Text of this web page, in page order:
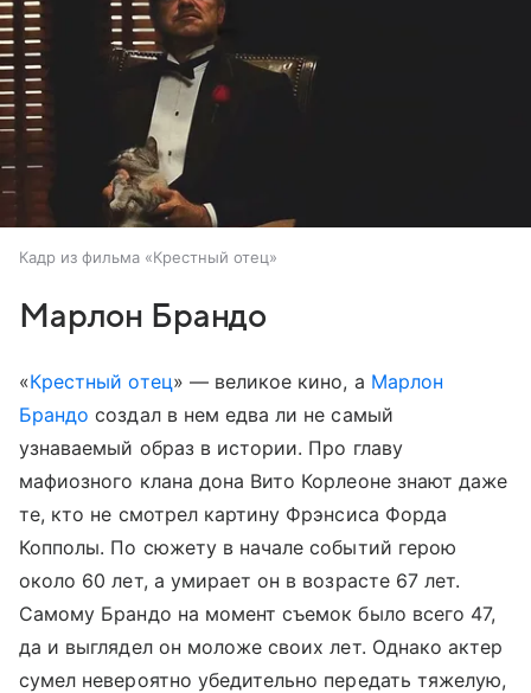
Кадр из фильма «Крестный отец»
Марлон Брандо
«Крестный отец» — великое кино, а Марлон
Брандо создал в нем едва ли не самый
узнаваемый образ в истории. Про главу
мафиозного клана дона Вито Корлеоне знают даже
те, кто не смотрел картину Фрэнсиса Форда
Копполы. По сюжету в начале событий герою
около 60 лет, а умирает он в возрасте 67 лет.
Самому Брандо на момент съемок было всего 47,
да и выглядел он моложе своих лет. Однако актер
сумел невероятно убедительно передать тяжелую,